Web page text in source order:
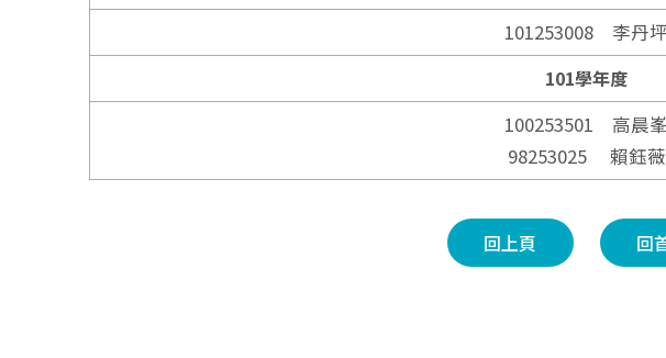
101253008 李丹坪
101學年度
100253501 高晨峯
98253025 賴鈺薇
回上頁 回